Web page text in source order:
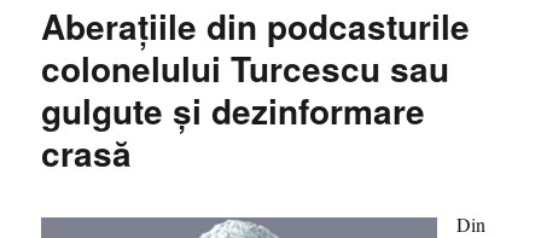
Aberațiile din podcasturile
colonelului Turcescu sau
gulgute și dezinformare
crasă
Din